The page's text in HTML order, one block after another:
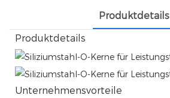
Produktdetails
Produktdetails
Unternehmensvorteile